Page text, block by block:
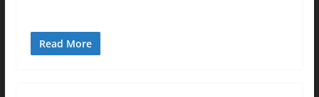
Read More